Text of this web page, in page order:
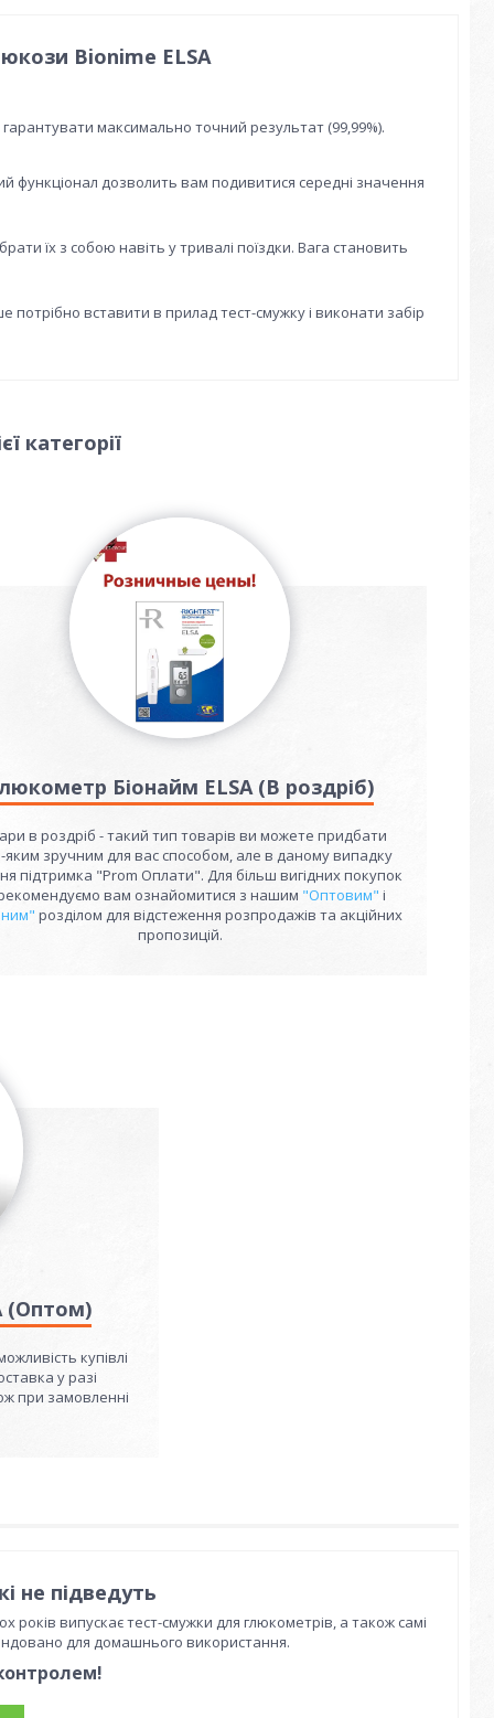
Bionime ELSA
максимально точний результат (99,99%).
функціонал дозволить вам подивитися середні значення
їх з собою навіть у тривалі поїздки. Вага становить
вставити в прилад тест-смужку і виконати забір
категорії
Біонайм ELSA (В роздріб)
в роздріб - такий тип товарів ви можете придбати
яким зручним для вас способом, але в даному випадку
підтримка "Prom Оплати". Для більш вигідних покупок
вам ознайомитися з нашим "Оптовим" і
розділом для відстеження розпродажів та акційних
пропозицій.
(Оптом)
купівлі
у разі
при замовленні
не підведуть
випускає тест-смужки для глюкометрів, а також самі
для домашнього використання.